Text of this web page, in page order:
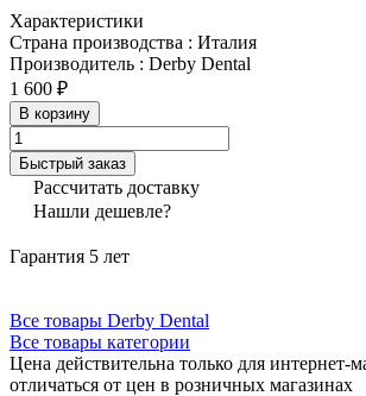
Характеристики
Страна производства : Италия
Производитель : Derby Dental
1 600 ₽
В корзину
Быстрый заказ
Рассчитать доставку
Нашли дешевле?
Гарантия 5 лет
Все товары Derby Dental
Все товары категории
Цена действительна только для интернет-
отличаться от цен в розничных магазинах